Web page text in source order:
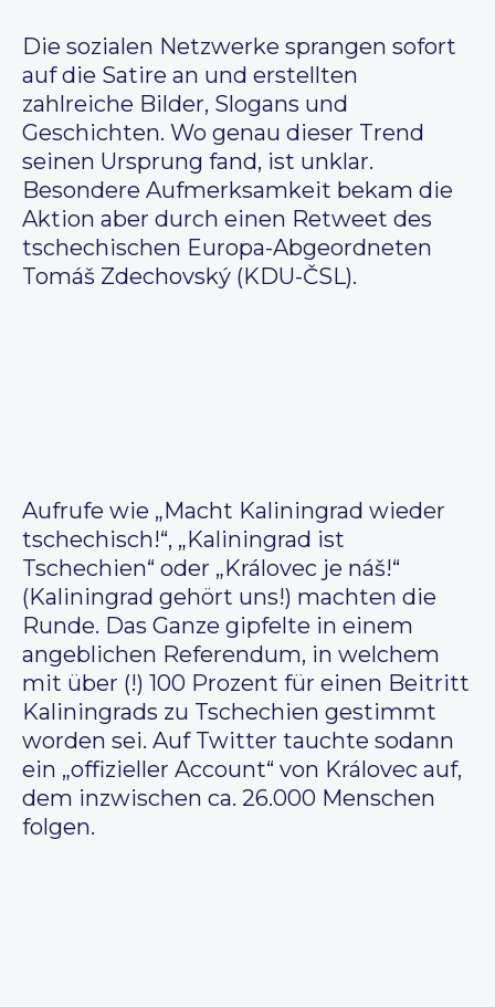
Die sozialen Netzwerke sprangen sofort
auf die Satire an und erstellten
zahlreiche Bilder, Slogans und
Geschichten. Wo genau dieser Trend
seinen Ursprung fand, ist unklar.
Besondere Aufmerksamkeit bekam die
Aktion aber durch einen Retweet des
tschechischen Europa-Abgeordneten
Tomáš Zdechovský (KDU-ČSL).
Aufrufe wie „Macht Kaliningrad wieder
tschechisch!“, „Kaliningrad ist
Tschechien“ oder „Královec je náš!“
(Kaliningrad gehört uns!) machten die
Runde. Das Ganze gipfelte in einem
angeblichen Referendum, in welchem
mit über (!) 100 Prozent für einen Beitritt
Kaliningrads zu Tschechien gestimmt
worden sei. Auf Twitter tauchte sodann
ein „offizieller Account“ von Královec auf,
dem inzwischen ca. 26.000 Menschen
folgen.